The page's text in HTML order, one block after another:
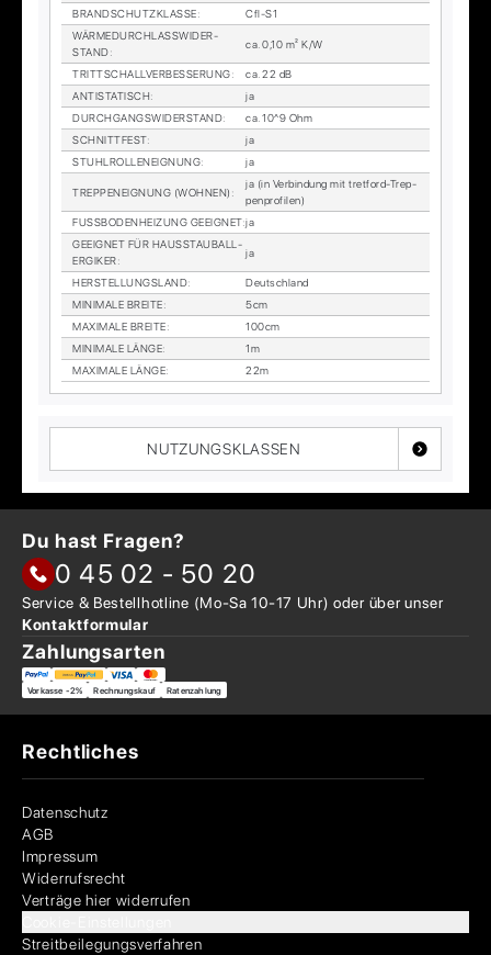
BRAND­SCHUTZ­KLAS­SE:
Cfl-S1
WÄR­ME­DURCH­LASS­WI­DER­
STAND:
ca. 0,10 m² K/W
TRITT­SCHALL­VER­BES­SE­RUNG:
ca. 22 dB
AN­TI­STA­TISCH:
ja
DURCH­GANGS­WI­DER­STAND:
ca. 10^9 Ohm
SCHNITT­FEST:
ja
STUHL­ROL­LEN­EIG­NUNG: ja
TREP­PEN­EIG­NUNG (WOH­NEN) :
ja (in Ver­bin­dung mit tret­ford-Trep­
pen­pro­fi­len)
FUSS­BO­DEN­HEI­ZUNG GE­EIG­NET:ja
GE­EIG­NET FÜR HAUS­STAUB­ALL­
ER­GI­KER:
ja
HER­STEL­LUNGS­LAND:
Deutsch­land
MI­NI­MA­LE BREI­TE:
5cm
MA­XI­MA­LE BREI­TE:
100cm
MI­NI­MA­LE LÄN­GE:
1m
MA­XI­MA­LE LÄN­GE: 22m
NUTZUNGSKLASSEN
Du hast Fragen?
0 45 02 - 50 20
Service & Bestellhotline (Mo-Sa 10-17 Uhr) oder überunser
Kontaktformular
Zahlungsarten
Vorkasse -2% Rechnungskauf Ratenzahlung
Rechtliches
Datenschutz
AGB
Impressum
Widerrufsrecht
Verträge hier widerrufen
Streitbeilegungsverfahren